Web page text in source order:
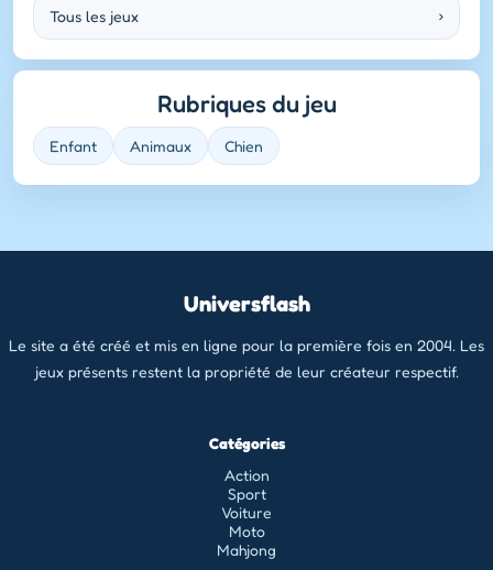
Tous les jeux ›
Rubriques du jeu
Enfant Animaux Chien
Universflash
Le site a été créé et mis en ligne pour la première fois en 2004. Les
jeux présents restent la propriété de leur créateur respectif.
Catégories
Action
Sport
Voiture
Moto
Mahjong